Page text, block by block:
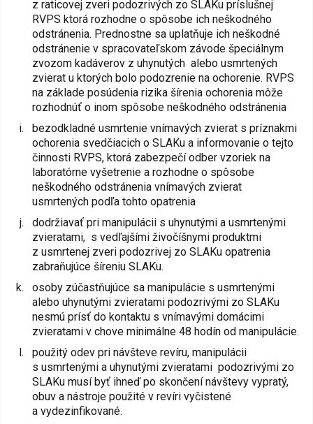
z raticovej zveri podozrivých zo SLAKu príslušnej
RVPS ktorá rozhodne o spôsobe ich neškodného
odstránenia. Prednostne sa uplatňuje ich neškodné
odstránenie v spracovateľskom závode špeciálnym
zvozom kadáverov z uhynutých alebo usmrtených
zvierat u ktorých bolo podozrenie na ochorenie. RVPS
na základe posúdenia rizika šírenia ochorenia môže
rozhodnúť o inom spôsobe neškodného odstránenia
bezodkladné usmrtenie vnímavých zvierat s príznakmi
ochorenia svedčiacich o SLAKu a informovanie o tejto
činnosti RVPS, ktorá zabezpečí odber vzoriek na
laboratórne vyšetrenie a rozhodne o spôsobe
neškodného odstránenia vnímavých zvierat
usmrtených podľa tohto opatrenia
dodržiavať pri manipulácii s uhynutými a usmrtenými
zvieratami, s vedľajšími živočíšnymi produktmi
z usmrtenej zveri podozrivej zo SLAKu opatrenia
zabraňujúce šíreniu SLAKu.
osoby zúčastňujúce sa manipulácie s usmrtenými
alebo uhynutými zvieratami podozrivými zo SLAKu
nesmú prísť do kontaktu s vnímavými domácimi
zvieratami v chove minimálne 48 hodín od manipulácie.
použitý odev pri návšteve revíru, manipulácii
s usmrtenými a uhynutými zvieratami podozrivými zo
SLAKu musí byť ihneď po skončení návštevy vypratý,
obuv a nástroje použité v revíri vyčistené
a vydezinfikované.